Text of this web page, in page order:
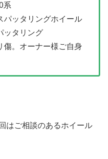
系
パッタリングホイール
ッタリング
傷。オーナー様ご自身
はご相談のあるホイール